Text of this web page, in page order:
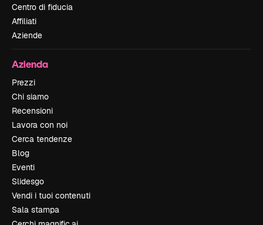
Centro di fiducia
Affiliati
Aziende
Azienda
Prezzi
Chi siamo
Recensioni
Lavora con noi
Cerca tendenze
Blog
Eventi
Slidesgo
Vendi i tuoi contenuti
Sala stampa